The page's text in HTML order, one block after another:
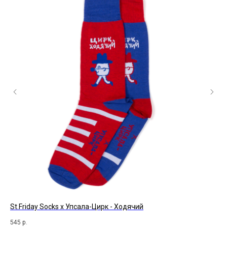
St.Friday Socks x Упсала-Цирк - Ходячий
545 р.